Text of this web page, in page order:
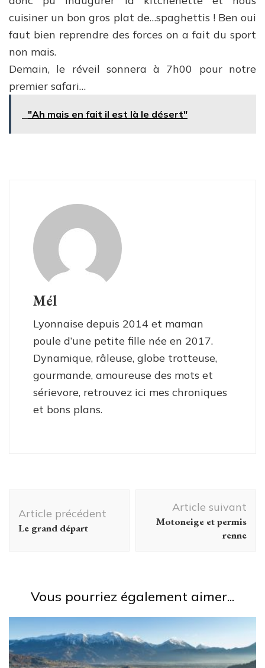
cuisiner un bon gros plat de…spaghettis ! Ben oui
faut bien reprendre des forces on a fait du sport
non mais.
Demain, le réveil sonnera à 7h00 pour notre
premier safari…
"Ah mais en fait il est là le désert"
Mél
Lyonnaise depuis 2014 et maman
poule d’une petite fille née en 2017.
Dynamique, râleuse, globe trotteuse,
gourmande, amoureuse des mots et
sérievore, retrouvez ici mes chroniques
et bons plans.
d'article
Article précédent
Le grand départ
Article suivant
Motoneige et permis
renne
Vous pourriez également aimer...